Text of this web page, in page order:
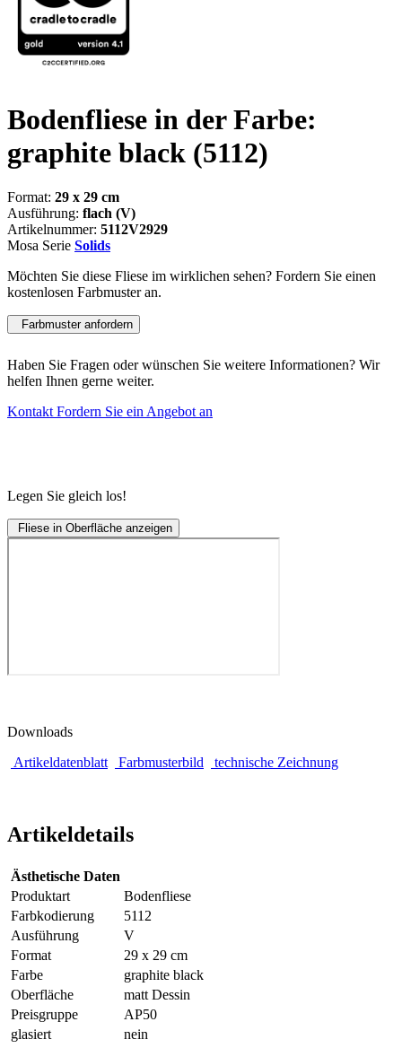
Bodenfliese in der Farbe:
graphite black (5112)
Format: 29 x 29 cm
Ausführung: flach (V)
Artikelnummer: 5112V2929
Mosa Serie Solids
Möchten Sie diese Fliese im wirklichen sehen? Fordern Sie einen
kostenlosen Farbmuster an.
Farbmuster anfordern
Haben Sie Fragen oder wünschen Sie weitere Informationen? Wir
helfen Ihnen gerne weiter.
Kontakt Fordern Sie ein Angebot an
Legen Sie gleich los!
Fliese in Oberfläche anzeigen
Downloads
Artikeldatenblatt
Farbmusterbild technische Zeichnung
Artikeldetails
Ästhetische Daten
Produktart
Bodenfliese
Farbkodierung
5112
Ausführung
V
Format
29 x 29 cm
Farbe
graphite black
Oberfläche
matt Dessin
Preisgruppe
AP50
glasiert
nein